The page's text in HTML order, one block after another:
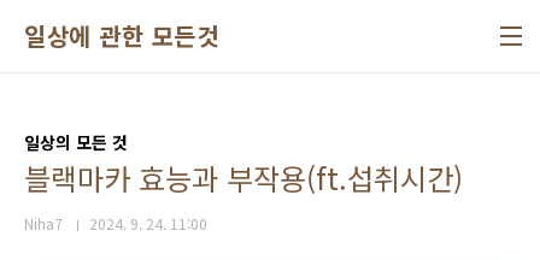
일상에 관한 모든것
일상의 모든 것
블랙마카 효능과 부작용(ft.섭취시간)
Niha7 2024. 9. 24. 11:00